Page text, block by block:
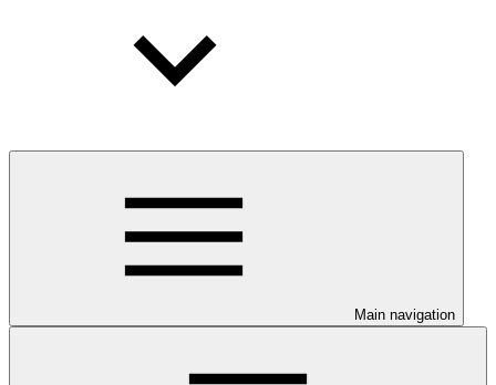
Main navigation